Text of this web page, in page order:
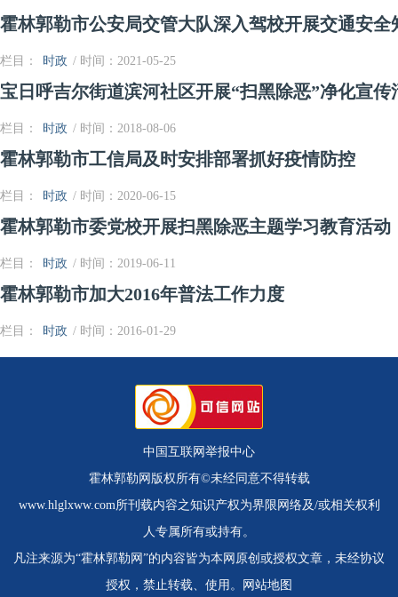
霍林郭勒市公安局交管大队深入驾校开展交通安全
栏目： 时政 / 时间：2021-05-25
宝日呼吉尔街道滨河社区开展“扫黑除恶”净化宣传
栏目： 时政 / 时间：2018-08-06
霍林郭勒市工信局及时安排部署抓好疫情防控
栏目： 时政 / 时间：2020-06-15
霍林郭勒市委党校开展扫黑除恶主题学习教育活动
栏目： 时政 / 时间：2019-06-11
霍林郭勒市加大2016年普法工作力度
栏目： 时政 / 时间：2016-01-29
中国互联网举报中心
霍林郭勒网版权所有©未经同意不得转载
www.hlglxww.com所刊载内容之知识产权为界限网络及/或相关权利
人专属所有或持有。
凡注来源为“霍林郭勒网”的内容皆为本网原创或授权文章，未经协议
授权，禁止转载、使用。
网站地图